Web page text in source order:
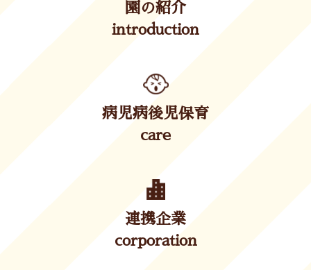
園の紹介
introduction
病児病後児保育
care
連携企業
corporation